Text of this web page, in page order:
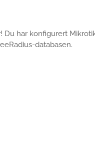
Du har konfigurert
databasen.